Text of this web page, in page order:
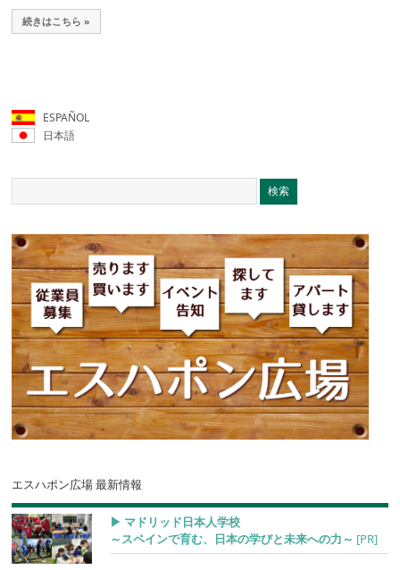
続きはこちら »
ESPAÑOL
日本語
エスハポン広場 最新情報
▶︎ マドリッド日本人学校
～スペインで育む、日本の学びと未来への力～ [PR]